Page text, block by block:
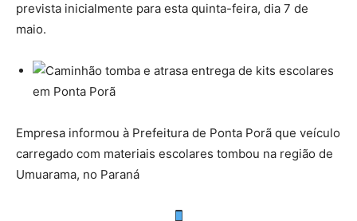
prevista inicialmente para esta quinta-feira, dia 7 de
maio.
Empresa informou à Prefeitura de Ponta Porã que veículo
carregado com materiais escolares tombou na região de
Umuarama, no Paraná